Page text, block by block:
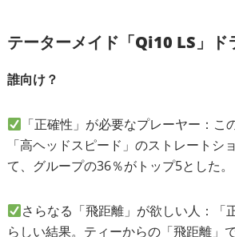
テーターメイド「Qi10 LS」ド
誰向け？
「正確性」が必要なプレーヤー：こ
「高ヘッドスピード」のストレートシ
て、グループの36％がトップ5とした。
さらなる「飛距離」が欲しい人：「
らしい結果。ティーからの「飛距離」